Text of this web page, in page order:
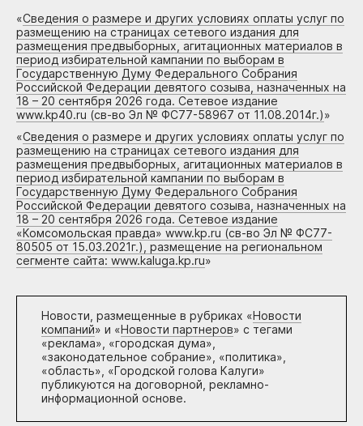
«Сведения о размере и других условиях оплаты услуг по
размещению на страницах сетевого издания для
размещения предвыборных, агитационных материалов в
период избирательной кампании по выборам в
Государственную Думу Федерального Собрания
Российской Федерации девятого созыва, назначенных на
18 – 20 сентября 2026 года. Сетевое издание
www.kp40.ru (св-во Эл № ФС77-58967 от 11.08.2014г.)»
«Сведения о размере и других условиях оплаты услуг по
размещению на страницах сетевого издания для
размещения предвыборных, агитационных материалов в
период избирательной кампании по выборам в
Государственную Думу Федерального Собрания
Российской Федерации девятого созыва, назначенных на
18 – 20 сентября 2026 года. Сетевое издание
«Комсомольская правда» www.kp.ru (св-во Эл № ФС77-
80505 от 15.03.2021г.), размещение на региональном
сегменте сайта: www.kaluga.kp.ru»
Новости, размещенные в рубриках «Новости
компаний» и «Новости партнеров» с тегами
«реклама», «городская дума»,
«законодательное собрание», «политика»,
«область», «Городской голова Калуги»
публикуются на договорной, рекламно-
информационной основе.